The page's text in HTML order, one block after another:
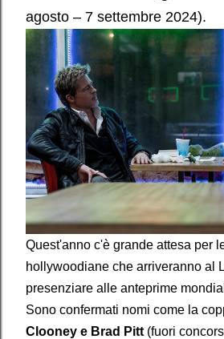
agosto – 7 settembre 2024).
Quest'anno c'è grande attesa per
hollywoodiane che arriveranno al
presenziare alle anteprime
Sono confermati nomi come la
Clooney e Brad Pitt (fuori